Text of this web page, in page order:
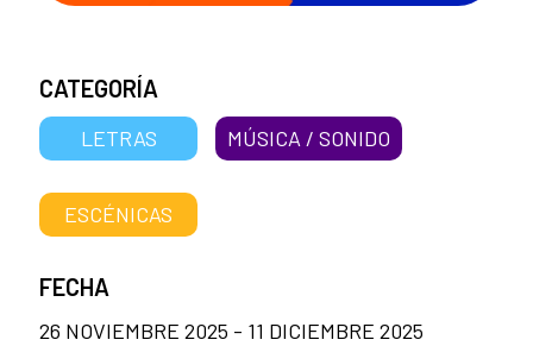
CATEGORÍA
LETRAS MÚSICA / SONIDO
ESCÉNICAS
FECHA
26 NOVIEMBRE 2025 - 11 DICIEMBRE 2025